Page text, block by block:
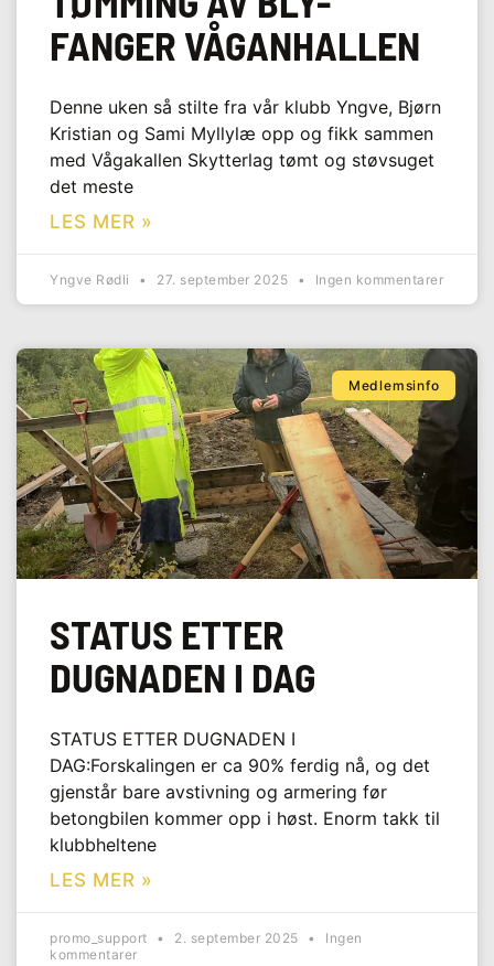
FANGER VÅGANHALLEN
Denne uken så stilte fra vår klubb Yngve, Bjørn
Kristian og Sami Myllylæ opp og fikk sammen
med Vågakallen Skytterlag tømt og støvsuget
det meste
LES MER »
Yngve Rødli 27. september 2025 Ingen kommentarer
Medlemsinfo
STATUS ETTER
DUGNADEN I DAG
STATUS ETTER DUGNADEN I
DAG:Forskalingen er ca 90% ferdig nå, og det
gjenstår bare avstivning og armering før
betongbilen kommer opp i høst. Enorm takk til
klubbheltene
LES MER »
promo_support 2. september 2025
Ingen
kommentarer